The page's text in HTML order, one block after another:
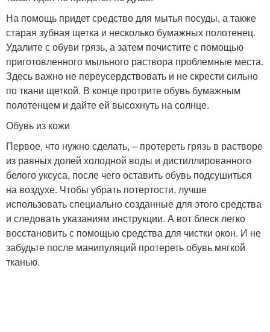
На помощь придет средство для мытья посуды, а также
старая зубная щетка и несколько бумажных полотенец.
Удалите с обуви грязь, а затем почистите с помощью
приготовленного мыльного раствора проблемные места.
Здесь важно не переусердствовать и не скрести сильно
по ткани щеткой. В конце протрите обувь бумажным
полотенцем и дайте ей высохнуть на солнце.
Обувь из кожи
Первое, что нужно сделать, – протереть грязь в растворе
из равных долей холодной воды и дистиллированного
белого уксуса, после чего оставить обувь подсушиться
на воздухе. Чтобы убрать потертости, лучше
использовать специально созданные для этого средства
и следовать указаниям инструкции. А вот блеск легко
восстановить с помощью средства для чистки окон. И не
забудьте после манипуляций протереть обувь мягкой
тканью.